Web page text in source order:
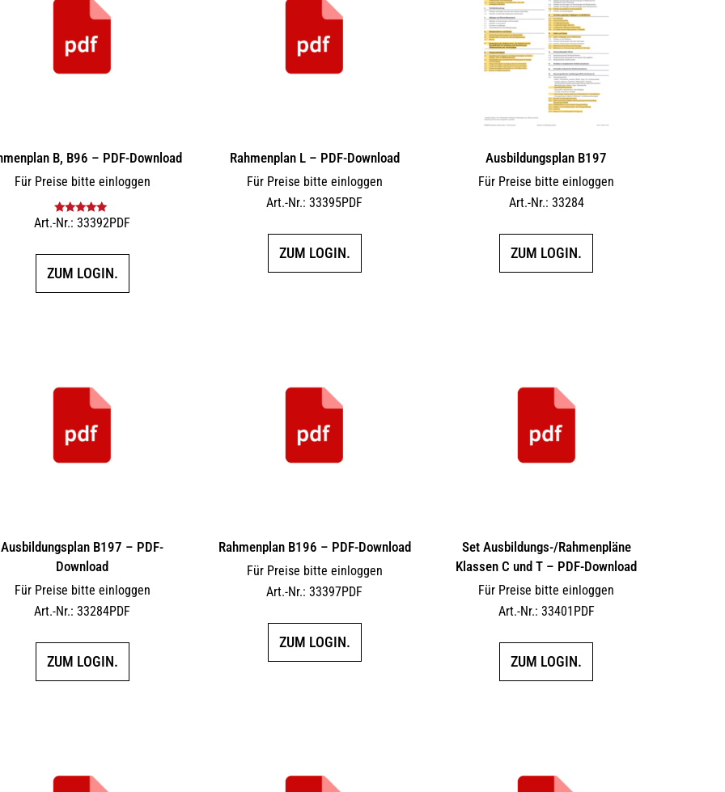
B, B96 – PDF-Download
Für Preise bitte einloggen
Bewertet mit
Art.-Nr.: 33392PDF
ZUM LOGIN.
Rahmenplan L – PDF-Download
Für Preise bitte einloggen
Art.-Nr.: 33395PDF
ZUM LOGIN.
Ausbildungsplan B197
Für Preise bitte einloggen
Art.-Nr.: 33284
ZUM LOGIN.
Ausbildungsplan B197 – PDF-
Download
Für Preise bitte einloggen
Art.-Nr.: 33284PDF
ZUM LOGIN.
Rahmenplan B196 – PDF-Download
Für Preise bitte einloggen
Art.-Nr.: 33397PDF
ZUM LOGIN.
Set Ausbildungs-/Rahmenpläne
Klassen C und T – PDF-Download
Für Preise bitte einloggen
Art.-Nr.: 33401PDF
ZUM LOGIN.